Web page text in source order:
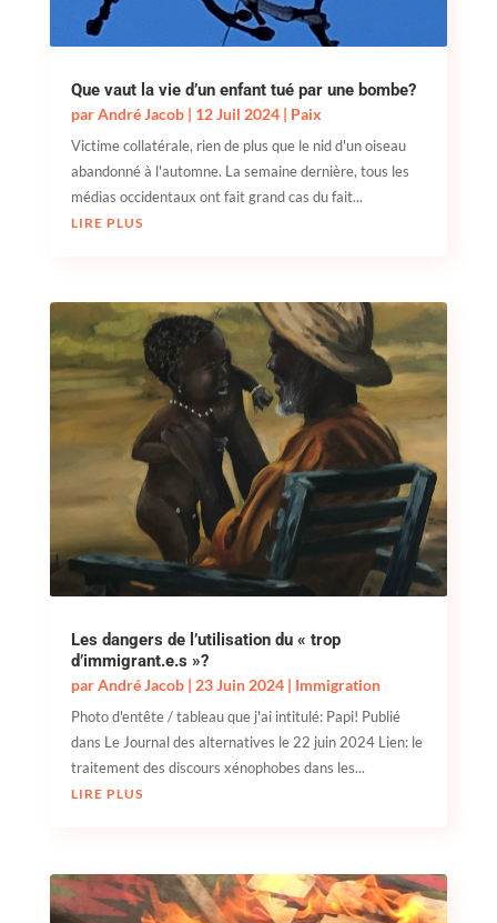
Que vaut la vie d’un enfant tué par une bombe?
parAndré Jacob| 12 Juil 2024| Paix
Victime collatérale, rien de plus que le nid d'un oiseau
abandonné à l'automne. La semaine dernière, tous les
médias occidentaux ont fait grand cas du fait...
LIRE PLUS
Les dangers de l’utilisation du « trop
d’immigrant.e.s »?
parAndré Jacob| 23 Juin 2024| Immigration
Photo d'entête / tableau que j'ai intitulé: Papi! Publié
dans Le Journal des alternatives le 22 juin 2024 Lien: le
traitement des discours xénophobes dans les...
LIRE PLUS